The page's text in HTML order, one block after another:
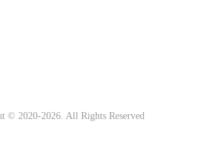
© 2020-2026. All Rights Reserved